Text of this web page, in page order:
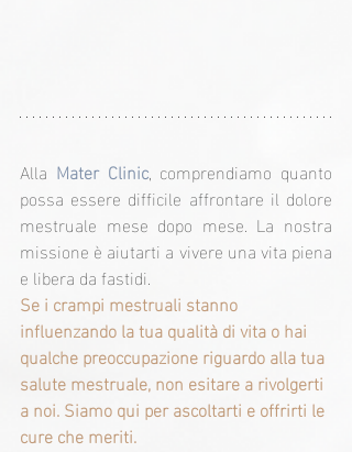
Alla Mater Clinic, comprendiamo quanto
possa essere difficile affrontare il dolore
mestruale mese dopo mese. La nostra
missione è aiutarti a vivere una vita piena
e libera da fastidi.
Se i crampi mestruali stanno
influenzando la tua qualità di vita o hai
qualche preoccupazione riguardo alla tua
salute mestruale, non esitare a rivolgerti
a noi. Siamo qui per ascoltarti e offrirti le
cure che meriti.